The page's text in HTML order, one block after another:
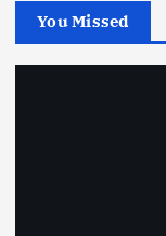
You Missed